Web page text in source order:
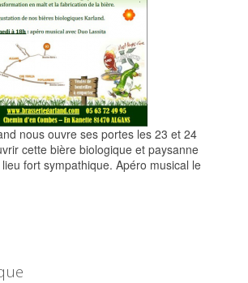
nous ouvre ses portes les 23 et 24
cette bière biologique et paysanne
fort sympathique. Apéro musical le